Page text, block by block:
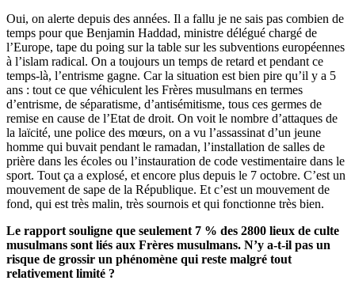
Oui, on alerte depuis des années. Il a fallu je ne sais pas combien de
temps pour que Benjamin Haddad, ministre délégué chargé de
l’Europe, tape du poing sur la table sur les subventions européennes
à l’islam radical. On a toujours un temps de retard et pendant ce
temps-là, l’entrisme gagne. Car la situation est bien pire qu’il y a 5
ans : tout ce que véhiculent les Frères musulmans en termes
d’entrisme, de séparatisme, d’antisémitisme, tous ces germes de
remise en cause de l’Etat de droit. On voit le nombre d’attaques de
la laïcité, une police des mœurs, on a vu l’assassinat d’un jeune
homme qui buvait pendant le ramadan, l’installation de salles de
prière dans les écoles ou l’instauration de code vestimentaire dans le
sport. Tout ça a explosé, et encore plus depuis le 7 octobre. C’est un
mouvement de sape de la République. Et c’est un mouvement de
fond, qui est très malin, très sournois et qui fonctionne très bien.
Le rapport souligne que seulement 7 % des 2800 lieux de culte
musulmans sont liés aux Frères musulmans. N’y a-t-il pas un
risque de grossir un phénomène qui reste malgré tout
relativement limité ?